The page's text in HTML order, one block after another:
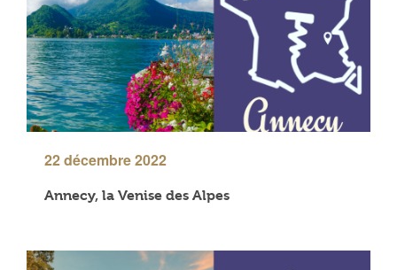
22 décembre 2022
Annecy, la Venise des Alpes